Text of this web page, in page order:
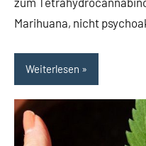
Marihuana, nicht
Weiterlesen